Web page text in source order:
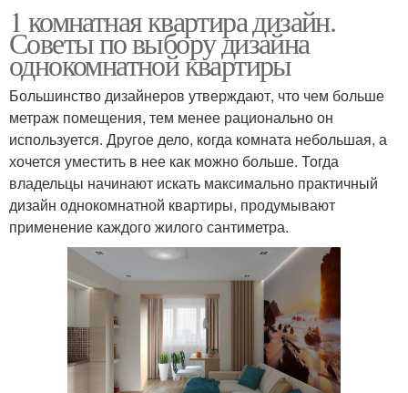
1 комнатная квартира дизайн.
Советы по выбору дизайна
однокомнатной квартиры
Большинство дизайнеров утверждают, что чем больше
метраж помещения, тем менее рационально он
используется. Другое дело, когда комната небольшая, а
хочется уместить в нее как можно больше. Тогда
владельцы начинают искать максимально практичный
дизайн однокомнатной квартиры, продумывают
применение каждого жилого сантиметра.